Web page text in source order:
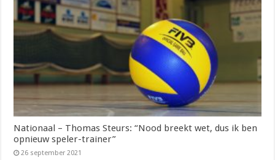
Nationaal – Thomas Steurs: “Nood breekt wet, dus ik ben
opnieuw speler-trainer”
26 september 2021